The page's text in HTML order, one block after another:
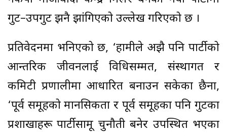
गुट–उपगुट झनै झांगिएको उल्लेख गरिएको छ ।
प्रतिवेदनमा भनिएको छ, ‘हामीले अझै पनि पार्टीको
आन्तरिक जीवनलाई विधिसम्मत, संस्थागत र
कमिटी प्रणालीमा आधारित बनाउन सकेका छैनौं,
‘पूर्व समूहको मानसिकता र पूर्व समूहका पनि गुटका
प्रशाखाहरू पार्टीसामू चुनौती बनेर उपस्थित भएका